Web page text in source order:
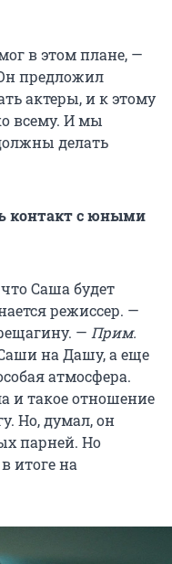
в этом плане, —
предложил
актеры, и к этому
всему. И мы
делать
контакт с юными
Саша будет
режиссер. —
— Прим.
на Дашу, а еще
атмосфера.
и такое отношение
Но, думал, он
парней. Но
итоге на